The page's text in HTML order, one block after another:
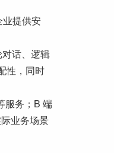
提供安
话、逻辑
性，同时
服务；B 端
业务场景